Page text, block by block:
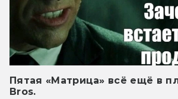
Пятая «Матрица» всё ещё в
Bros.